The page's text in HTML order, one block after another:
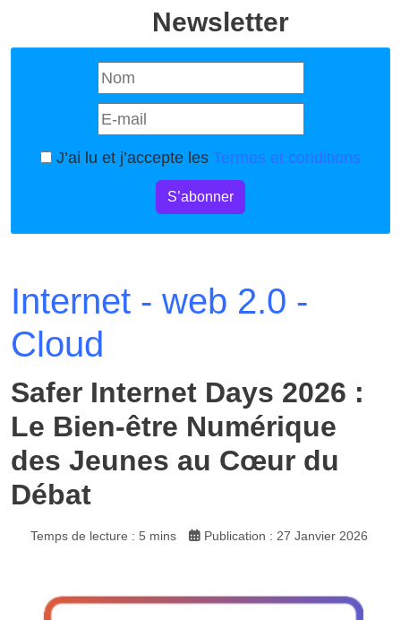
Newsletter
J’ai lu et j’accepte les Termes et conditions
S’abonner
Internet - web 2.0 -
Cloud
Safer Internet Days 2026 :
Le Bien-être Numérique
des Jeunes au Cœur du
Débat
Temps de lecture : 5 mins Publication : 27 Janvier 2026